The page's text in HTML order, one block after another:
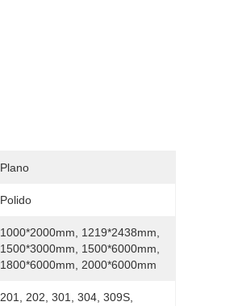
Plano
Polido
1000*2000mm, 1219*2438mm,
1500*3000mm, 1500*6000mm,
1800*6000mm, 2000*6000mm
201, 202, 301, 304, 309S,